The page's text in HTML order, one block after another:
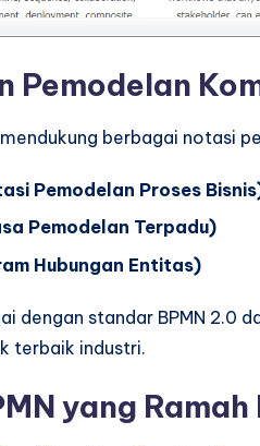
Pemodelan
berbagai notasi
Pemodelan Proses
Pemodelan Terpadu)
Hubungan Entitas)
dengan standar BPMN 2.0
terbaik industri.
yang Ramah